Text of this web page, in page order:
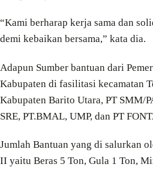
“Kami berharap kerja sama dan
demi kebaikan bersama,” kata dia.
Adapun Sumber bantuan dari
Kabupaten di fasilitasi kecamatan
Kabupaten Barito Utara, PT SMM/
SRE, PT.BMAL, UMP, dan PT
Jumlah Bantuan yang di salurkan
II yaitu Beras 5 Ton, Gula 1 Ton,